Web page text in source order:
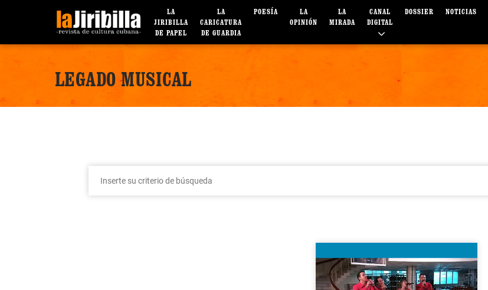
LA
JIRIBILLA
DE PAPEL
LA
CARICATURA
DE GUARDIA
POESÍA
LA
OPINIÓN
LA
MIRADA
CANAL
DIGITAL
DOSSIER NOTICIAS
LEGADO MUSICAL